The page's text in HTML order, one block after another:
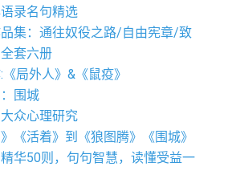
录名句精选
品集：通往奴役之路/自由宪章/致
套六册
局外人》&《鼠疫》
围城
众心理研究
《活着》到《狼图腾》《围城》
精华50则，句句智慧，读懂受益一